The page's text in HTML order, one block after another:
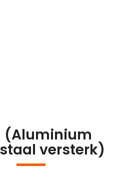
(Aluminium
versterk)